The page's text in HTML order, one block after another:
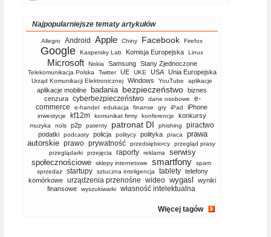
Najpopularniejsze tematy artykułów
Allegro Android Apple Chiny Facebook Firefox
Google Kaspersky Lab Komisja Europejska Linux
Microsoft Nokia Samsung Stany Zjednoczone
Telekomunikacja Polska Twitter UE UKE USA Unia Europejska
Urząd Komunikacji Elektronicznej Windows YouTube aplikacje
aplikacje mobilne badania bezpieczeństwo biznes
cenzura cyberbezpieczeństwo dane osobowe
e-
commerce
e-handel edukacja finanse gry iPad iPhone
inwestycje kf12m komunikat firmy konferencje konkursy
muzyka nols p2p patenty patronat DI phishing piractwo
podatki podcasty policja politycy polityka praca
prawa
autorskie prawo prywatność przedsiębiorcy
przegląd prasy
przeglądarki
przejęcia raporty reklama
serwisy
społecznościowe
sklepy internetowe smartfony
spam
sprzedaż
startupy sztuczna inteligencja tablety telefony
komórkowe
urządzenia przenośne wideo wygasl
wyniki
finansowe
wyszukiwarki własność intelektualna
Więcej tagów